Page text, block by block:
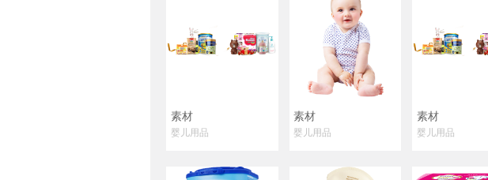
素材
婴儿用品
素材
婴儿用品
素材
婴儿用品